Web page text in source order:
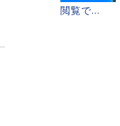
閲覧で...